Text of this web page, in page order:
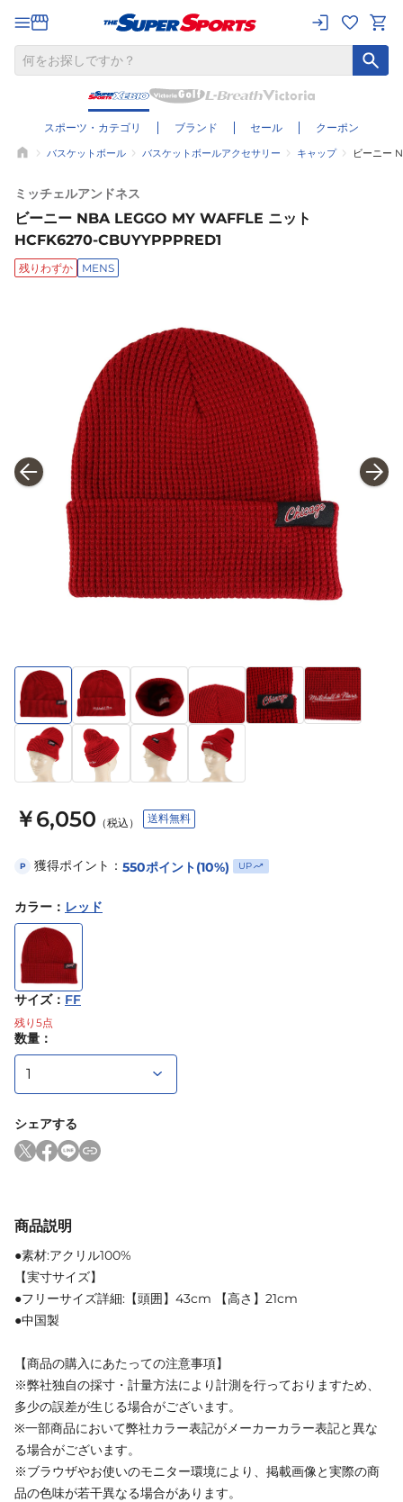
スポーツ・カテゴリ ブランド セール クーポン
バスケットボール バスケットボールアクセサリー キャップ ビーニー
ミッチェルアンドネス
ビーニー NBA LEGGO MY WAFFLE ニット
HCFK6270-CBUYYPPPRED1
残りわずか MENS
￥6,050 （税込） 送料無料
P 獲得ポイント： 550ポイント(10%) UP
カラー ： レッド
サイズ： FF
残り 5点
数量：
シェアする
商品説明
●素材:アクリル100%
【実寸サイズ】
●フリーサイズ詳細:【頭囲】43cm 【高さ】21cm
●中国製
【商品の購入にあたっての注意事項】
※弊社独自の採寸・計量方法により計測を行っておりますため、
多少の誤差が生じる場合がございます。
※一部商品において弊社カラー表記がメーカーカラー表記と異な
る場合がございます。
※ブラウザやお使いのモニター環境により、掲載画像と実際の商
品の色味が若干異なる場合があります。